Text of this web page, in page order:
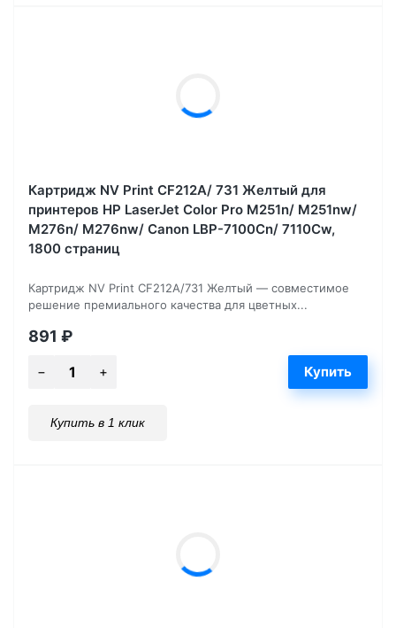
Картридж NV Print CF212A/ 731 Желтый для
принтеров HP LaserJet Color Pro M251n/ M251nw/
M276n/ M276nw/ Canon LBP-7100Cn/ 7110Cw,
1800 страниц
Картридж NV Print CF212A/731 Желтый — совместимое
решение премиального качества для цветных...
891 ₽
Купить в 1 клик